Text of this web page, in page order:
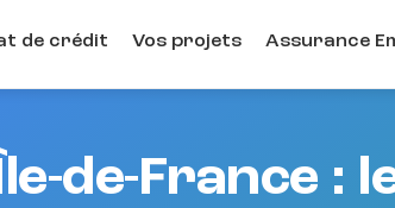
de crédit Vos projets Assurance
de-France :